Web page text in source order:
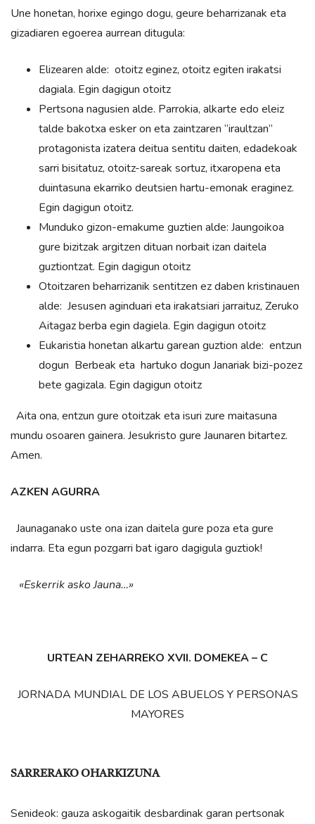
Une honetan, horixe egingo dogu, geure beharrizanak eta
gizadiaren egoerea aurrean ditugula:
Elizearen alde: otoitz eginez, otoitz egiten irakatsi
dagiala. Egin dagigun otoitz
Pertsona nagusien alde. Parrokia, alkarte edo eleiz
talde bakotxa esker on eta zaintzaren “iraultzan”
protagonista izatera deitua sentitu daiten, edadekoak
sarri bisitatuz, otoitz-sareak sortuz, itxaropena eta
duintasuna ekarriko deutsien hartu-emonak eraginez.
Egin dagigun otoitz.
Munduko gizon-emakume guztien alde: Jaungoikoa
gure bizitzak argitzen dituan norbait izan daitela
guztiontzat. Egin dagigun otoitz
Otoitzaren beharrizanik sentitzen ez daben kristinauen
alde: Jesusen aginduari eta irakatsiari jarraituz, Zeruko
Aitagaz berba egin dagiela. Egin dagigun otoitz
Eukaristia honetan alkartu garean guztion alde: entzun
dogun Berbeak eta hartuko dogun Janariak bizi-pozez
bete gagizala. Egin dagigun otoitz
Aita ona, entzun gure otoitzak eta isuri zure maitasuna
mundu osoaren gainera. Jesukristo gure Jaunaren bitartez.
Amen.
AZKEN AGURRA
Jaunaganako uste ona izan daitela gure poza eta gure
indarra. Eta egun pozgarri bat igaro dagigula guztiok!
«Eskerrik asko Jauna…»
URTEAN ZEHARREKO XVII. DOMEKEA – C
JORNADA MUNDIAL DE LOS ABUELOS Y PERSONAS
MAYORES
SARRERAKO OHARKIZUNA
Senideok: gauza askogaitik desbardinak garan pertsonak